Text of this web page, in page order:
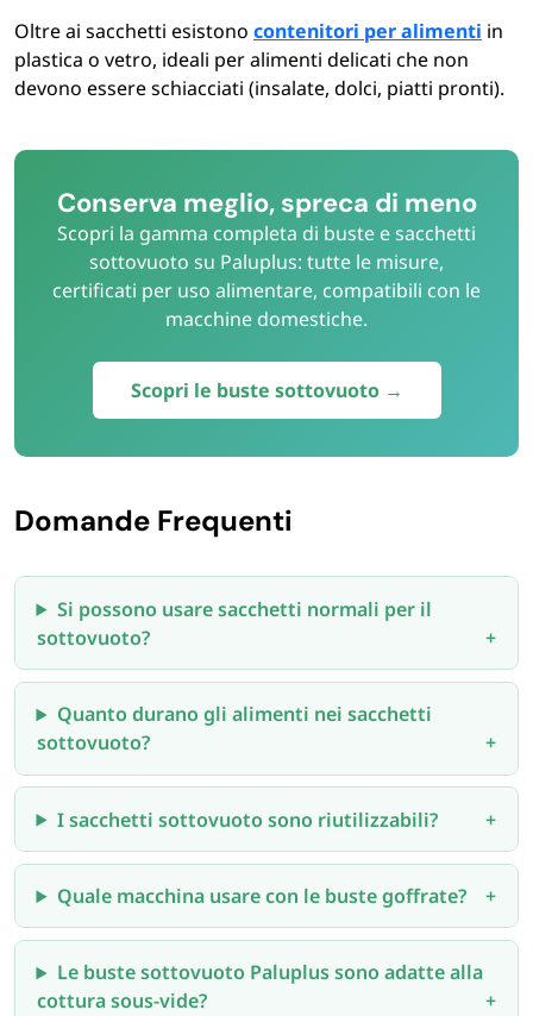
Oltre ai sacchetti esistono contenitori per alimenti in
plastica o vetro, ideali per alimenti delicati che non
devono essere schiacciati (insalate, dolci, piatti pronti).
Conserva meglio, spreca di meno
Scopri la gamma completa di buste e sacchetti
sottovuoto su Paluplus: tutte le misure,
certificati per uso alimentare, compatibili con le
macchine domestiche.
Scopri le buste sottovuoto →
Domande Frequenti
Si possono usare sacchetti normali per il
sottovuoto?
Quanto durano gli alimenti nei sacchetti
sottovuoto?
I sacchetti sottovuoto sono riutilizzabili?
Quale macchina usare con le buste goffrate?
Le buste sottovuoto Paluplus sono adatte alla
cottura sous-vide?